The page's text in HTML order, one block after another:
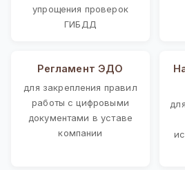
упрощения проверок
ГИБДД
Регламент ЭДО
для закрепления правил
работы с цифровыми
документами в уставе
компании